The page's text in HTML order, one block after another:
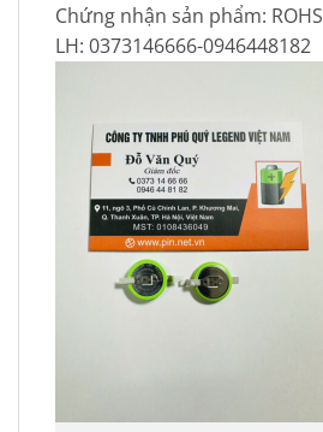
Chứng nhận sản phẩm: ROHS
LH: 0373146666-0946448182